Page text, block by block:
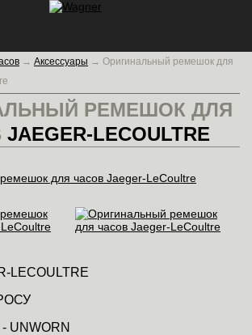
→ Аксессуары → Оригинальный ремешок для
РЕМЕШОК ДЛЯ
JAEGER-LECOULTRE
LECOULTRE
- UNWORN